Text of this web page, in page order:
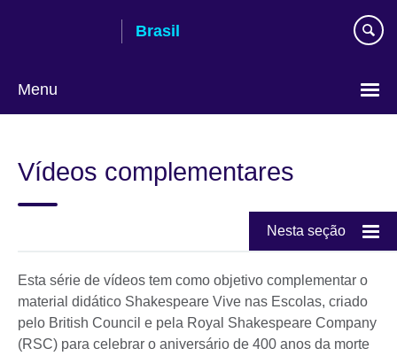
Brasil
Menu
language
Vídeos complementares
Nesta seção
Esta série de vídeos tem como objetivo complementar o
material didático Shakespeare Vive nas Escolas, criado
pelo British Council e pela Royal Shakespeare Company
(RSC) para celebrar o aniversário de 400 anos da morte